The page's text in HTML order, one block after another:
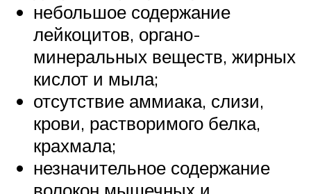
небольшое содержание
лейкоцитов, органо-
минеральных веществ, жирных
кислот и мыла;
отсутствие аммиака, слизи,
крови, растворимого белка,
крахмала;
незначительное содержание